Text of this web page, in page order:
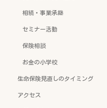
相続・事業承継
セミナー活動
保険相談
お金の小学校
生命保険見直しのタイミング
アクセス